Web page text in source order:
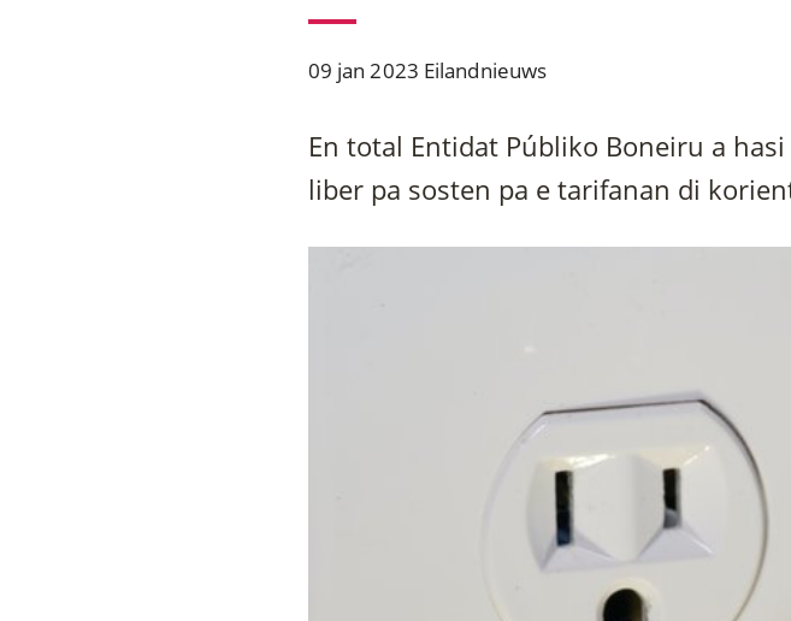
09 jan 2023 Eilandnieuws
En total Entidat Públiko Boneiru a
liber pa sosten pa e tarifanan di